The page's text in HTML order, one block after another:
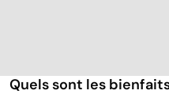
Quels sont les